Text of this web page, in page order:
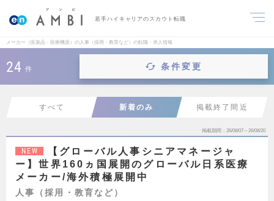
若手ハイキャリアのスカウト転職
メーカー（医薬品・医療機器）の人事（採用・教育など）の転職・求人情報
24 件 条件変更
すべて 新着のみ 掲載終了間近
掲載期間 26/08/07～26/08/20
NEW
【グローバル人事シニアマネージャ
ー】世界160ヵ国展開のグローバル日系医療
メーカー/海外積極展開中
人事（採用・教育など）